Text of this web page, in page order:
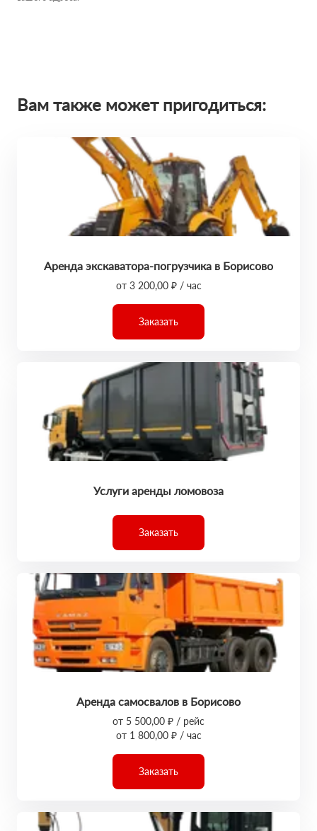
Вам также может пригодиться:
Аренда экскаватора-погрузчика в Борисово
от 3 200,00 ₽ / час
Заказать
Услуги аренды ломовоза
Заказать
Аренда самосвалов в Борисово
от 5 500,00 ₽ / рейс
от 1 800,00 ₽ / час
Заказать